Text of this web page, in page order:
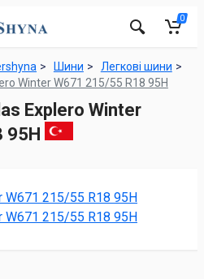
0
Шини
Легкові шини
Winter W671 215/55 R18 95H
Explero Winter
95H